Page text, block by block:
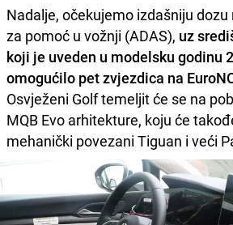
Nadalje, očekujemo izdašniju
za pomoć u vožnji (ADAS), uz
koji je uveden u modelsku godinu
omogućilo pet zvjezdica na
Osvježeni Golf temeljit će se na
MQB Evo arhitekture, koju će
mehanički povezani Tiguan i veći